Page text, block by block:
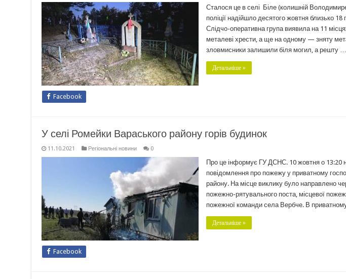
Сталося це в селі Біле (колишній
поліції надійшло десятого жовтня близько 18
Слідчо-оперативна група виявила на 11
металеві хрести, а ще на одному — зняту
зловмисники залишили біля могил, а решту …
Детальніше »
Facebook
У селі Ромейки Вараського району горів будинок
11.10.2021 Регіональні новини 0
Про це інформує ГУ ДСНС. 10 жовтня о 13:20
повідомлення про пожежу у приватному
району. На місце виклику було направлено
пожежно-рятувального поста, місцевої
пожежної команди села Вербче. В
Детальніше »
Facebook